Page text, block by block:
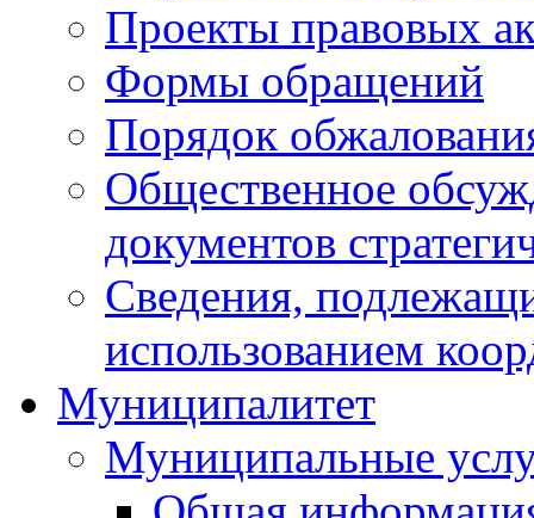
Проекты правовых
Формы обращений
Порядок
Общественное
документов
Сведения,
использованием
Муниципалитет
Муниципальные